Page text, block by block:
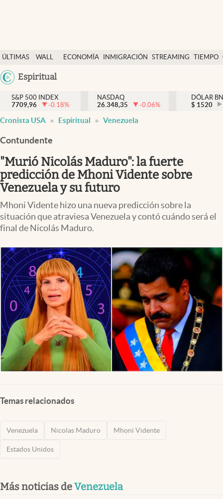
ÚLTIMAS
NOTICIAS
WALL
DÓLAR
ECONOMÍA INMIGRACIÓN STREAMING TIEMPO
México
Espiritual
Finanzas y economía
Wall Street y dólar
Inmigración
Espiritual
Streaming
PC y mobile
Lifestyle
USA
S&P 500 INDEX
7709,96
-0.18%
NASDAQ
26.348,35
-0.06%
DÓLAR
$ 1520
Cronista USA Espiritual Venezuela
Contundente
"Murió Nicolás Maduro": la fuerte
predicción de Mhoni Vidente sobre
Venezuela y su futuro
Mhoni Vidente hizo una nueva predicción sobre la
situación que atraviesa Venezuela y contó cuándo será el
final de Nicolás Maduro.
Temas relacionados
Venezuela Nicolas Maduro Mhoni Vidente
Estados Unidos
Más noticias deVenezuela